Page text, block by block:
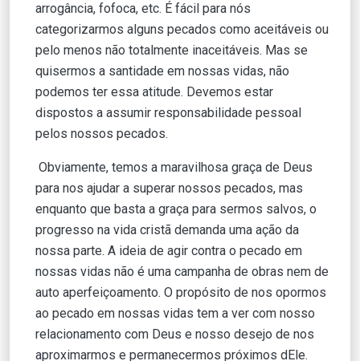
arrogância, fofoca, etc. É fácil para nós
categorizarmos alguns pecados como aceitáveis ou
pelo menos não totalmente inaceitáveis. Mas se
quisermos a santidade em nossas vidas, não
podemos ter essa atitude. Devemos estar
dispostos a assumir responsabilidade pessoal
pelos nossos pecados.
Obviamente, temos a maravilhosa graça de Deus
para nos ajudar a superar nossos pecados, mas
enquanto que basta a graça para sermos salvos, o
progresso na vida cristã demanda uma ação da
nossa parte. A ideia de agir contra o pecado em
nossas vidas não é uma campanha de obras nem de
auto aperfeiçoamento. O propósito de nos opormos
ao pecado em nossas vidas tem a ver com nosso
relacionamento com Deus e nosso desejo de nos
aproximarmos e permanecermos próximos dEle.